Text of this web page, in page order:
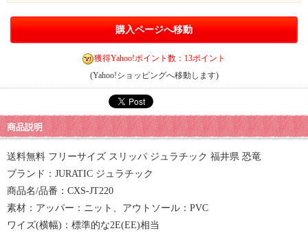
購入ページへ移動
獲得Yahoo!ポイント数：13ポイント
(Yahoo!ショッピングへ移動します)
商品説明
送料無料 フリーサイズ スリッパ ジュラチック 福井県 恐竜
ブランド：JURATIC ジュラチック
商品名/品番：CXS-JT220
素材：アッパー：ニット、アウトソール：PVC
ワイズ(横幅)：標準的な2E(EE)相当